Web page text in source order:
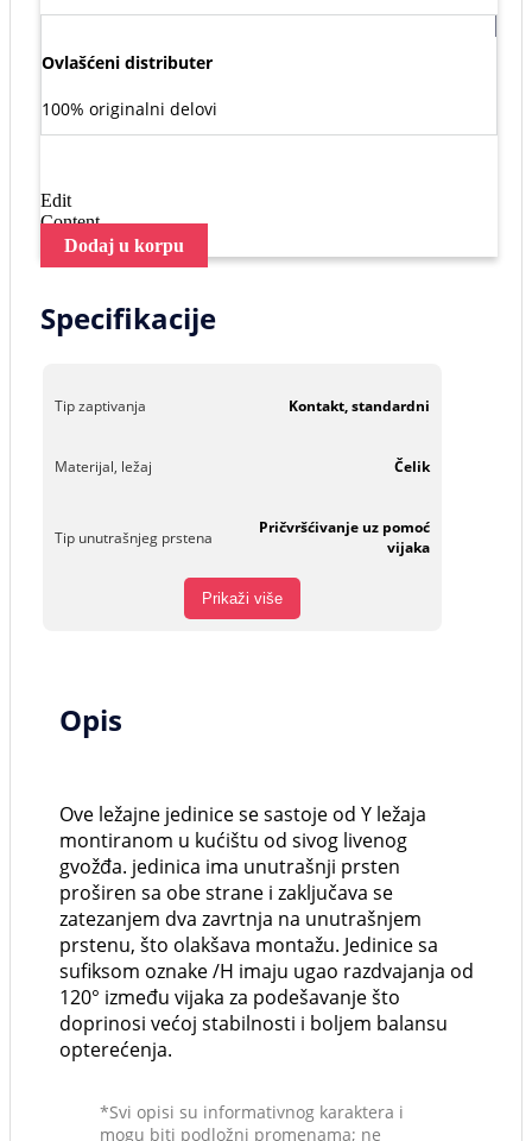
Ovlašćeni distributer
100% originalni delovi
Edit
Content
Dodaj u korpu
Specifikacije
Tip zaptivanja Kontakt, standardni
Materijal, ležaj Čelik
Tip unutrašnjeg prstena
Pričvršćivanje uz pomoć
vijaka
Prikaži više
Opis
Ove ležajne jedinice se sastoje od Y ležaja
montiranom u kućištu od sivog livenog
gvožđa. jedinica ima unutrašnji prsten
proširen sa obe strane i zaključava se
zatezanjem dva zavrtnja na unutrašnjem
prstenu, što olakšava montažu. Jedinice sa
sufiksom oznake /H imaju ugao razdvajanja od
120° između vijaka za podešavanje što
doprinosi većoj stabilnosti i boljem balansu
opterećenja.
*Svi opisi su informativnog karaktera i
mogu biti podložni promenama; ne